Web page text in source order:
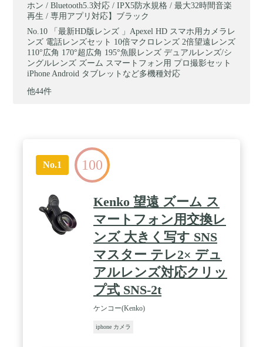
ホン / Bluetooth5.3対応 / IPX5防水規格 / 最大32時間音楽
再生 / 専用アプリ対応】ブラック
「最新HD版レンズ 」Apexel HD スマホ用カメラレ
ンズ 電話レンズセット 10倍マクロレンズ 2倍望遠レンズ
110°広角 170°超広角 195°魚眼レンズ デュアルレンズ/シ
ングルレンズ ズーム スマートフォン用 プロ撮影セット
iPhone Android タブレットなど多機種対応
他44件
No.1 100
Kenko 望遠 ズーム ス
マートフォン用交換レ
ンズ 大きく写す SNS
マスター テレ2× デュ
アルレンズ対応クリッ
プ式 SNS-2t
ケンコー(Kenko)
iphone カメラ